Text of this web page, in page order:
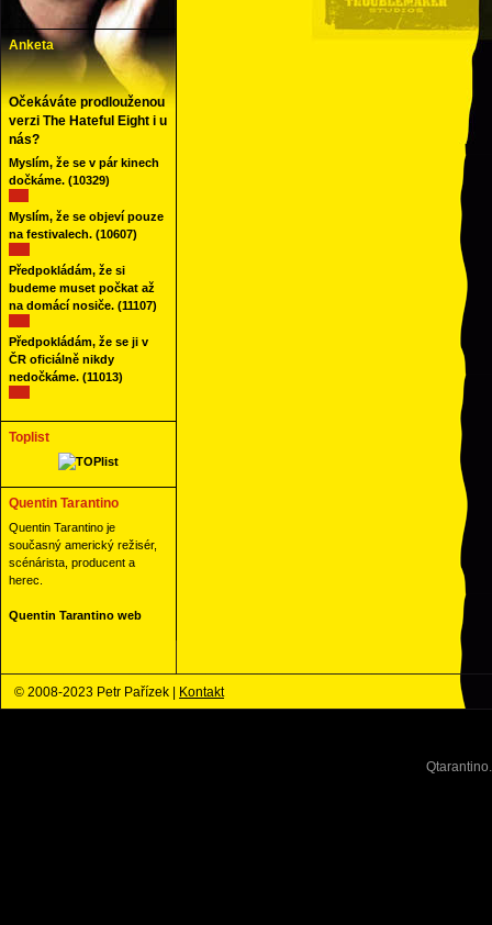
Anketa
Očekáváte prodlouženou
verzi The Hateful Eight i u
nás?
Myslím, že se v pár kinech
dočkáme. (10329)
Myslím, že se objeví pouze
na festivalech. (10607)
Předpokládám, že si
budeme muset počkat až
na domácí nosiče. (11107)
Předpokládám, že se ji v
ČR oficiálně nikdy
nedočkáme. (11013)
Toplist
Quentin Tarantino
Quentin Tarantino je
současný americký režisér,
scénárista, producent a
herec.
Quentin Tarantino web
© 2008-2023 Petr Pařízek | Kontakt